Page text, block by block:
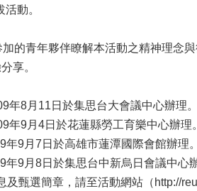
動。
的青年夥伴瞭解本活動之精神理念
享。
8月11日於集思台大會議中心辦理。
9月4日於花蓮縣勞工育樂中心辦理。
9月7日於高雄市蓮潭國際會館辦理。
9月8日於集思台中新烏日會議中心辦
及甄選簡章，請至活動網站（http://